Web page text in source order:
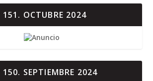
151. OCTUBRE 2024
150. SEPTIEMBRE 2024